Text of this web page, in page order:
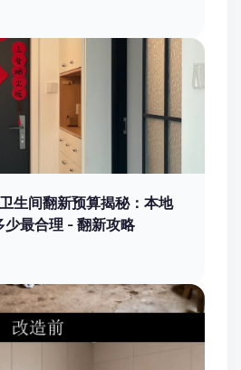
生间翻新预算揭秘：本地
少最合理 - 翻新攻略